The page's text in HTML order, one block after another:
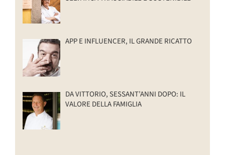
APP E INFLUENCER, IL GRANDE RICATTO
DA VITTORIO, SESSANT’ANNI DOPO: IL
VALORE DELLA FAMIGLIA